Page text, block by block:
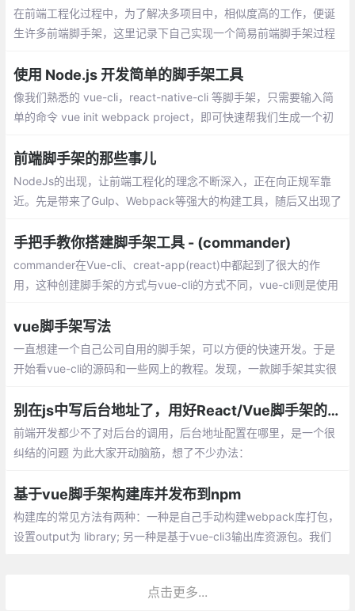
在前端工程化过程中，为了解决多项目中，相似度高的工作，便诞
生许多前端脚手架，这里记录下自己实现一个简易前端脚手架过程
使用 Node.js 开发简单的脚手架工具
像我们熟悉的 vue-cli，react-native-cli 等脚手架，只需要输入简
单的命令 vue init webpack project，即可快速帮我们生成一个初
提高自己的工作效率。
前端脚手架的那些事儿
NodeJs的出现，让前端工程化的理念不断深入，正在向正规军靠
近。先是带来了Gulp、Webpack等强大的构建工具，随后又出现了
构
手把手教你搭建脚手架工具 - (commander)
commander在Vue-cli、creat-app(react)中都起到了很大的作
用，这种创建脚手架的方式与vue-cli的方式不同，vue-cli则是使用
活，每次模板变更不需要再次上传包
vue脚手架写法
一直想建一个自己公司自用的脚手架，可以方便的快速开发。于是
开始看vue-cli的源码和一些网上的教程。发现，一款脚手架其实很
供了一系列的交互来动态的更改模板。
别在js中写后台地址了，用好React/Vue脚手架的环境变量
前端开发都少不了对后台的调用，后台地址配置在哪里，是一个很
纠结的问题 为此大家开动脑筋，想了不少办法：
基于vue脚手架构建库并发布到npm
构建库的常见方法有两种：一种是自己手动构建webpack库打包，
设置output为 library; 另一种是基于vue-cli3输出库资源包。我们
点击更多...